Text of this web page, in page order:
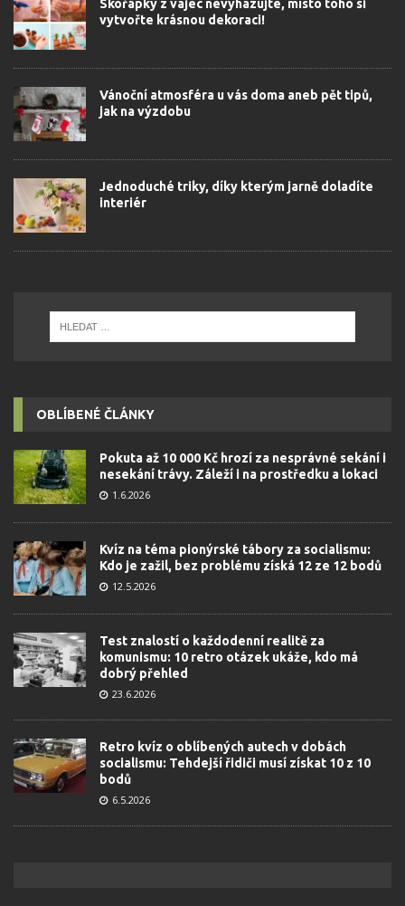
Skořápky z vajec nevyhazujte, místo toho si
vytvořte krásnou dekoraci!
Vánoční atmosféra u vás doma aneb pět tipů,
jak na výzdobu
Jednoduché triky, díky kterým jarně doladíte
interiér
OBLÍBENÉ ČLÁNKY
Pokuta až 10 000 Kč hrozí za nesprávné sekání i
nesekání trávy. Záleží i na prostředku a lokaci
1.6.2026
Kvíz na téma pionýrské tábory za socialismu:
Kdo je zažil, bez problému získá 12 ze 12 bodů
12.5.2026
Test znalostí o každodenní realitě za
komunismu: 10 retro otázek ukáže, kdo má
dobrý přehled
23.6.2026
Retro kvíz o oblíbených autech v dobách
socialismu: Tehdejší řidiči musí získat 10 z 10
bodů
6.5.2026